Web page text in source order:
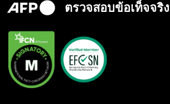
ตรวจสอบข้อเท็จจริง